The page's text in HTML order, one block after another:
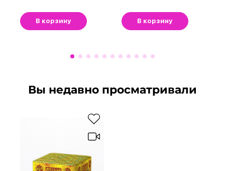
В корзину В корзину
Вы недавно просматривали